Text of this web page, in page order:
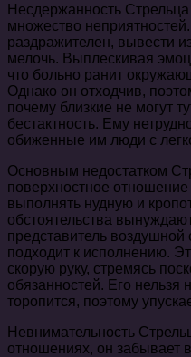
Несдержанность
множество
раздражителен, вывести
мелочь. Выплескивая
что больно ранит
Однако он отходчив,
почему близкие не могут
бестактность. Ему
обиженные им люди с
Основным недостатком
поверхностное
выполнять нудную и
обстоятельства
представитель воздушной
подходит к исполнению.
скорую руку, стремясь
обязанностей. Его нельзя
торопится, поэтому
Невнимательность
отношениях, он забывает